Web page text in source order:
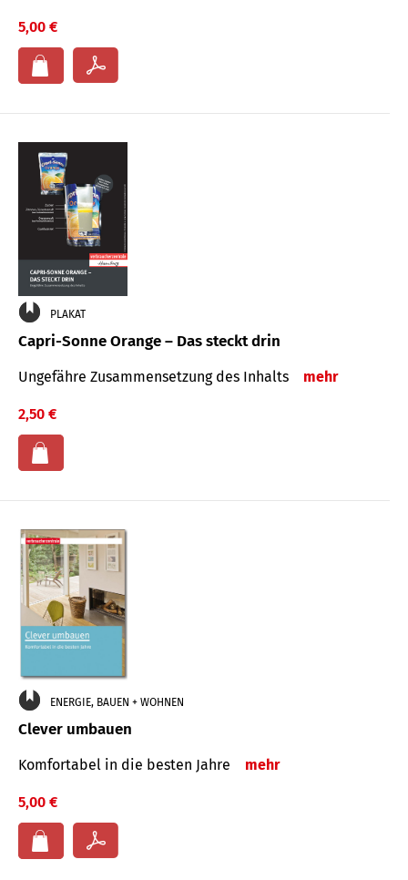
5,00 €
PLAKAT
Capri-Sonne Orange – Das steckt drin
Ungefähre Zu­sammen­setzung des Inhalts mehr
2,50 €
ENERGIE, BAUEN + WOHNEN
Clever umbauen
Komfortabel in die besten Jahre mehr
5,00 €